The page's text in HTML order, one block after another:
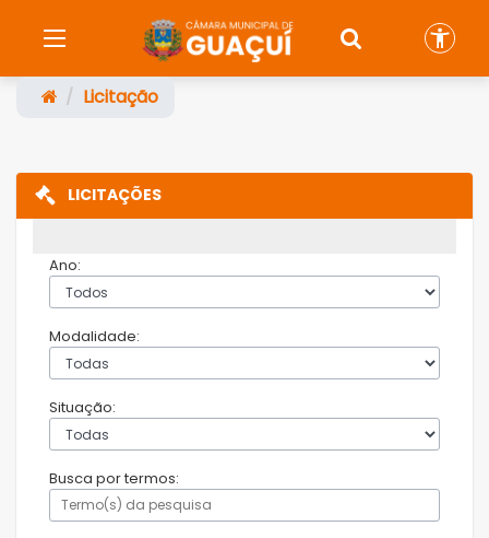
Licitação
LICITAÇÕES
Ano:
Modalidade:
Situação:
Busca por termos: